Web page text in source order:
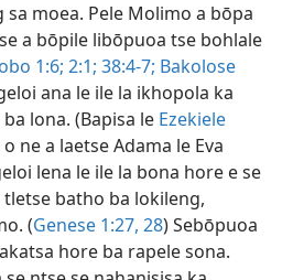
sa moea. Pele Molimo a bōpa
a bōpile libōpuoa tse bohlale
1:6; 2:1; 38:4-7; Bakolose
ana le ile la ikhopola ka
lona. (Bapisa le Ezekiele
ne a laetse Adama le Eva
lena le ile la bona hore e se
batho ba lokileng,
(Genese 1:27, 28) Sebōpuoa
hore ba rapele sona.